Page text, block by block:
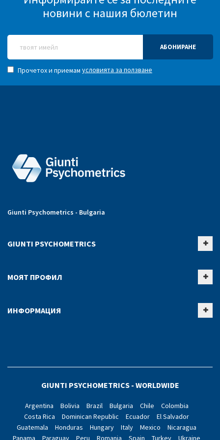
новини с нашия бюлетин
АБОНИРАНЕ
Прочетох и приемам условията за ползване
Giunti Psychometrics - Bulgaria
GIUNTI PSYCHOMETRICS
МОЯТ ПРОФИЛ
ИНФОРМАЦИЯ
GIUNTI PSYCHOMETRICS - WORLDWIDE
Argentina Bolivia Brazil Bulgaria Chile
Colombia
Costa Rica
Dominican Republic Ecuador
El Salvador
Guatemala
Honduras Hungary Italy Mexico
Nicaragua
Panama
Paraguay Peru Romania Spain Turkey Ukraine